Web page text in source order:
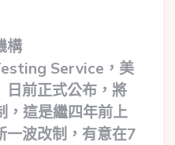
構
Service，美
日前正式公布，將
，這是繼四年前上
一波改制，有意在7